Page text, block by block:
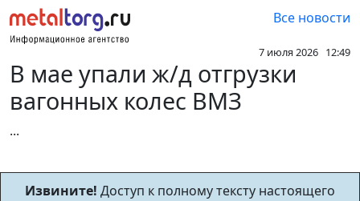
Все новости
7 июля 2026 12:49
В мае упали ж/д отгрузки
вагонных колес ВМЗ
...
Извините! Доступ к полному тексту настоящего